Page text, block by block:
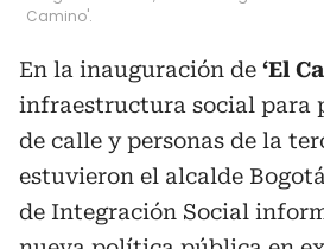
Camino'.
En la inauguración de ‘El
infraestructura social para
de calle y personas de la
estuvieron el alcalde
de Integración Social